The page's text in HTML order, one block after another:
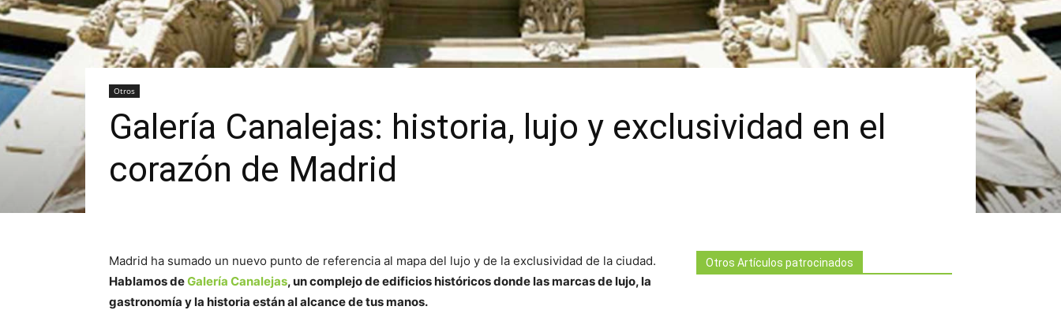
Otros
Galería Canalejas: historia, lujo y exclusividad en el
corazón de Madrid
Madrid ha sumado un nuevo punto de referencia al mapa del lujo y de la exclusividad de la ciudad.
Hablamos deGalería Canalejas, un complejo de edificios históricos donde las marcas de lujo, la
gastronomía y la historia están al alcance de tus manos.
Otros Artículos patrocinados